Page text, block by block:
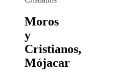
Moros
y
Cristianos,
Mójacar